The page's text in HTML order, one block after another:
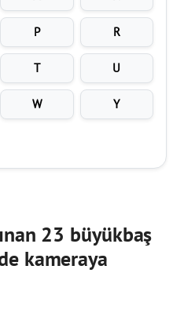
P R
T U
W Y
23 büyükbaş
kameraya